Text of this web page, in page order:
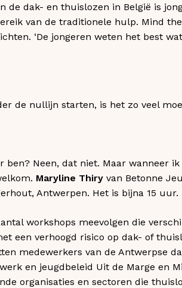
de dak- en thuislozen in België is
van de traditionele hulp. Mind
‘De jongeren weten het best
de nullijn starten, is het zo veel
ben? Neen, dat niet. Maar wanneer
Maryline Thiry van Betonne
Antwerpen. Het is bijna 15 uur.
workshops meevolgen die
een verhoogd risico op dak- of
medewerkers van de Antwerpse
en jeugdbeleid Uit de Marge en
organisaties en sectoren die